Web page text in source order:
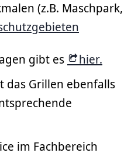
(z.B. Maschpark,
gibt es
hier.
das Grillen ebenfalls
im Fachbereich